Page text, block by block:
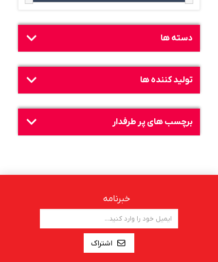
دسته ها
تولید کننده ها
برچسب های پر طرفدار
خبرنامه
اشتراک